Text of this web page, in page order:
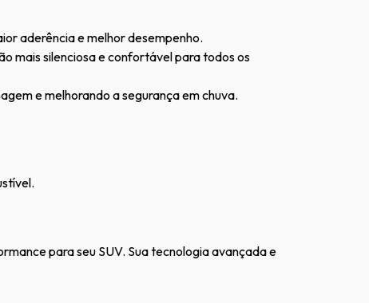
aderência e melhor desempenho.
mais silenciosa e confortável para todos os
e melhorando a segurança em chuva.
para seu SUV. Sua tecnologia avançada e